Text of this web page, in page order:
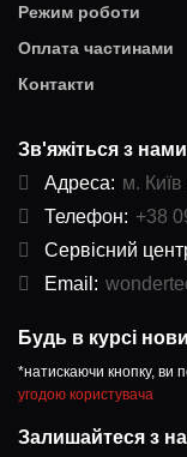
Режим роботи
Оплата частинами
Контакти
Зв'яжіться з нами
Адреса: м.
Телефон: +38
Сервісний
Email:
Будь в курсі
*натискаючи кнопку, ви
угодою користувача
Залишайтеся з